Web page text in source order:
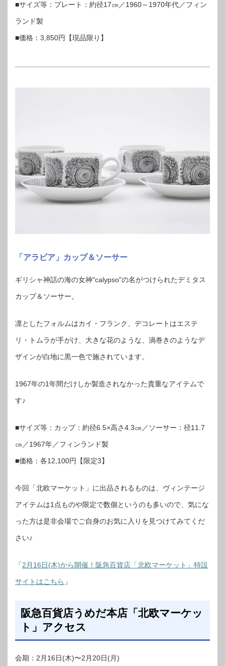
■サイズ等：プレート：約径17㎝／1960～1970年代／フィン
ランド製
■価格：3,850円【現品限り】
「アラビア」カップ＆ソーサー
ギリシャ神話の海の女神"calypso"の名がつけられたデミタス
カップ＆ソーサー。
凛としたフォルムはカイ・フランク、デコレートはエステ
リ・トムラが手がけ、大きな花のような、渦巻きのようなデ
ザインが白地に黒一色で施されています。
1967年の1年間だけしか製造されなかった貴重なアイテムで
す♪
■サイズ等：カップ：約径6.5×高さ4.3㎝／ソーサー：径11.7
㎝／1967年／フィンランド製
■価格：各12,100円【限定3】
今回「北欧マーケット」に出品されるものは、ヴィンテージ
アイテムは1点ものや限定で数個というのも多いので、気にな
った方は是非会場でご自身のお気に入りを見つけてみてくだ
さい♪
「2月16日(木)から開催！阪急百貨店「北欧マーケット」特設
サイトはこちら 」
阪急百貨店うめだ本店「北欧マーケッ
ト」アクセス
会期：2月16日(木)〜2月20日(月)